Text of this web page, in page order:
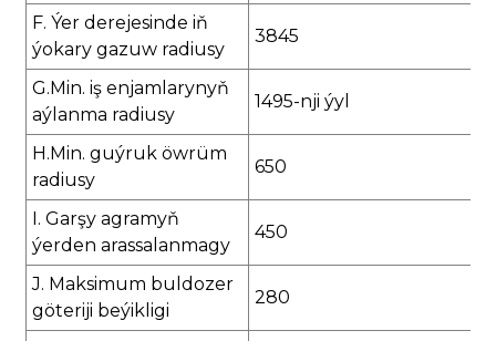
F. Ýer derejesinde iň
ýokary gazuw radiusy
3845
G.Min. iş enjamlarynyň
aýlanma radiusy
1495-nji ýyl
H.Min. guýruk öwrüm
radiusy
650
I. Garşy agramyň
ýerden arassalanmagy
450
J. Maksimum buldozer
göteriji beýikligi
280